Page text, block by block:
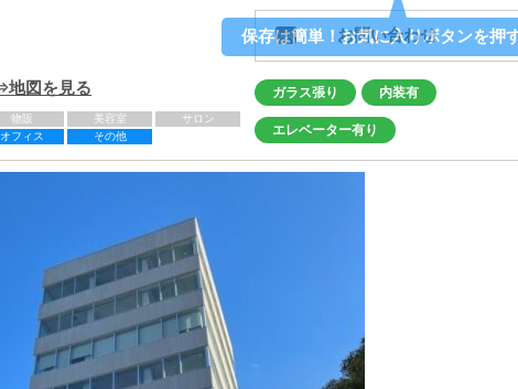
地図を見る
物販 美容室
サロン
オフィス その他
お問い合わせ
ガラス張り 内装有
エレベーター有り